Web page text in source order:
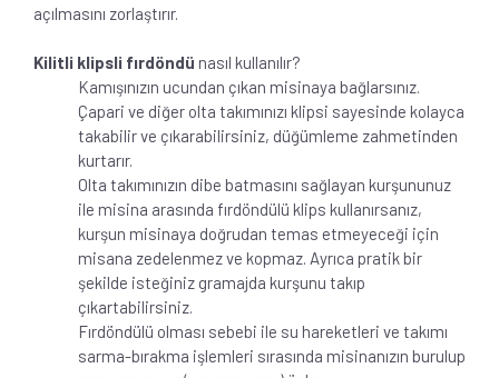
açılmasını zorlaştırır.
Kilitli klipsli fırdöndü nasıl kullanılır?
Kamışınızın ucundan çıkan misinaya bağlarsınız.
Çapari ve diğer olta takımınızı klipsi sayesinde kolayca
takabilir ve çıkarabilirsiniz, düğümleme zahmetinden
kurtarır.
Olta takımınızın dibe batmasını sağlayan kurşununuz
ile misina arasında fırdöndülü klips kullanırsanız,
kurşun misinaya doğrudan temas etmeyeceği için
misana zedelenmez ve kopmaz. Ayrıca pratik bir
şekilde isteğiniz gramajda kurşunu takıp
çıkartabilirsiniz.
Fırdöndülü olması sebebi ile su hareketleri ve takımı
sarma-bırakma işlemleri sırasında misinanızın burulup